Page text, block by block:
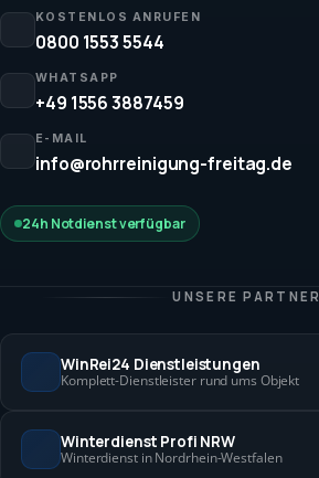
KOSTENLOS ANRUFEN
0800 1553 5544
WHATSAPP
+49 1556 3887459
E-MAIL
info@rohrreinigung-freitag.de
24h Notdienst verfügbar
UNSERE PARTNER
WinRei24 Dienstleistungen
Komplett-Dienstleister rund ums Objekt
Winterdienst Profi NRW
Winterdienst in Nordrhein-Westfalen